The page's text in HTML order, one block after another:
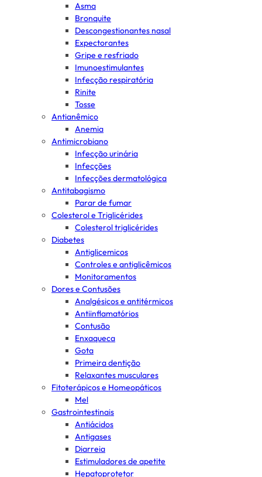
Asma
Bronquite
Descongestionantes nasal
Expectorantes
Gripe e resfriado
Imunoestimulantes
Infecção respiratória
Rinite
Tosse
Antianêmico
Anemia
Antimicrobiano
Infecção urinária
Infecções
Infecções dermatológica
Antitabagismo
Parar de fumar
Colesterol e Triglicérides
Colesterol triglicérides
Diabetes
Antiglicemicos
Controles e antiglicêmicos
Monitoramentos
Dores e Contusões
Analgésicos e antitérmicos
Antiinflamatórios
Contusão
Enxaqueca
Gota
Primeira dentição
Relaxantes musculares
Fitoterápicos e Homeopáticos
Mel
Gastrointestinais
Antiácidos
Antigases
Diarreia
Estimuladores de apetite
Hepatoprotetor